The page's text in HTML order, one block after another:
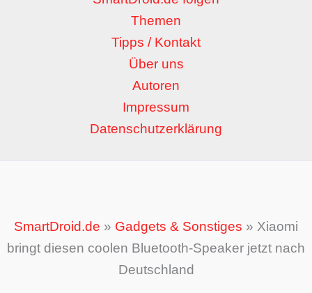
Themen
Tipps / Kontakt
Über uns
Autoren
Impressum
Datenschutzerklärung
SmartDroid.de » Gadgets & Sonstiges » Xiaomi
bringt diesen coolen Bluetooth-Speaker jetzt nach
Deutschland